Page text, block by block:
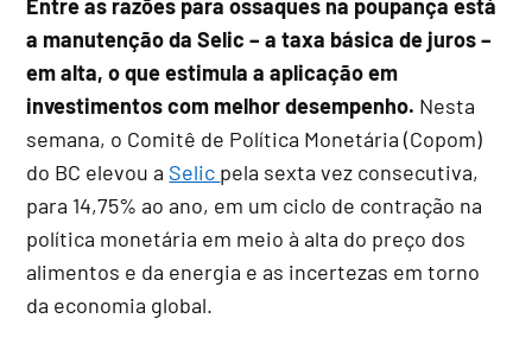
Entre as razões para ossaques na poupança está
a manutenção da Selic – a taxa básica de juros –
em alta, o que estimula a aplicação em
investimentos com melhor desempenho. Nesta
semana, o Comitê de Política Monetária (Copom)
do BC elevou a Selic pela sexta vez consecutiva,
para 14,75% ao ano, em um ciclo de contração na
política monetária em meio à alta do preço dos
alimentos e da energia e as incertezas em torno
da economia global.